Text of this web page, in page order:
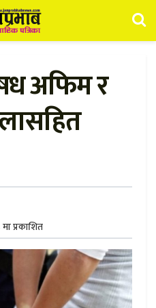
अफिम र
प्रकाशित